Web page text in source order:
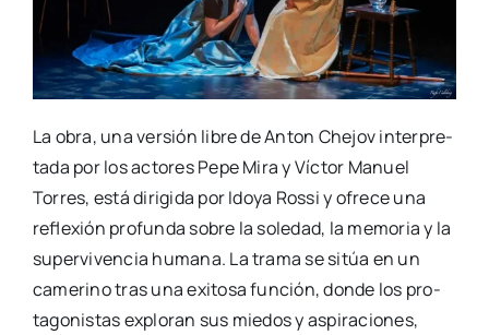
La obra, una ver­sión libre de Anton Che­jov inter­pre­
ta­da por los acto­res Pepe Mira y Víc­tor Manuel
Torres, está diri­gi­da por Ido­ya Ros­si y ofre­ce una
refle­xión pro­fun­da sobre la sole­dad, la memo­ria y la
super­vi­ven­cia huma­na. La tra­ma se sitúa en un
came­rino tras una exi­to­sa fun­ción, don­de los pro­
ta­go­nis­tas explo­ran sus mie­dos y aspi­ra­cio­nes,